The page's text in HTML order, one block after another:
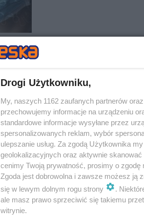
Siedem osób pochodzi z
w domowej izolacji.
Rośnie liczba
lubuskim. Mamy dwie
W środę (5.08) potwierdzono
Drogi Użytkowniku,
My, naszych 1162 zaufanych partnerów
przechowujemy informacje na urządzeniu
standardowe informacje wysyłane przez
spersonalizowanych reklam, wybór
ulepszanie usług. Za zgodą Użytkownika
geolokalizacyjnych oraz aktywnie
cenimy Twoją prywatność, prosimy o zgodę
Zgoda jest dobrowolna i zawsze możesz ją
się w lewym dolnym rogu strony
.
ale masz prawo sprzeciwić się takiemu
witrynie.